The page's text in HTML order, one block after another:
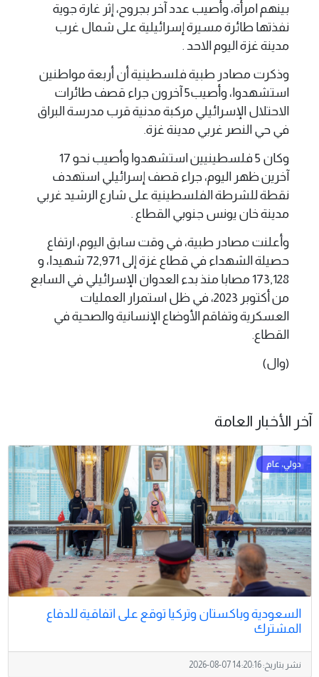
بينهم امرأة، وأصيب عدد آخر بجروح، إثر غارة جوية
نفذتها طائرة مسيرة إسرائيلية على شمال غرب
مدينة غزة اليوم الاحد .
وذكرت مصادر طبية فلسطينية أن أربعة مواطنين
استشهدوا، وأصيب5 آخرون جراء قصف طائرات
الاحتلال الإسرائيلي مركبة مدنية قرب مدرسة البراق
في حي النصر غربي مدينة غزة.
وكان 5 فلسطينيين استشهدوا وأصيب نحو 17
آخرين ظهر اليوم، جراء قصف إسرائيلي استهدف
نقطة للشرطة الفلسطينية على شارع الرشيد غربي
مدينة خان يونس جنوبي القطاع .
وأعلنت مصادر طبية، في وقت سابق اليوم، ارتفاع
حصيلة الشهداء في قطاع غزة إلى 72,971 شهيدا، و
173,128 مصابا منذ بدء العدوان الإسرائيلي في السابع
من أكتوبر 2023، في ظل استمرار العمليات
العسكرية وتفاقم الأوضاع الإنسانية والصحية في
القطاع.
(وال)
آخر الأخبار العامة
السعودية وباكستان وتركيا توقع على اتفاقية للدفاع
المشترك
نشر بتاريخ:2026-08-07 14:20:16